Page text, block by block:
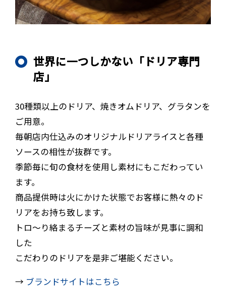
世界に一つしかない「ドリア専門
店」
30種類以上のドリア、焼きオムドリア、グラタンを
ご用意。
毎朝店内仕込みのオリジナルドリアライスと各種
ソースの相性が抜群です。
季節毎に旬の食材を使用し素材にもこだわってい
ます。
商品提供時は火にかけた状態でお客様に熱々のド
リアをお持ち致します。
トロ～り絡まるチーズと素材の旨味が見事に調和
した
こだわりのドリアを是非ご堪能ください。
→ ブランドサイトはこちら